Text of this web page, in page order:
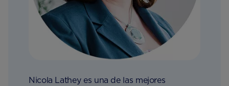
Nicola Lathey es una de las mejores